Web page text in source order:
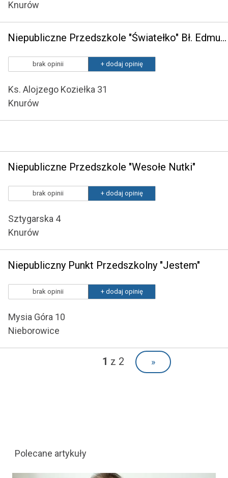
Knurów
Niepubliczne Przedszkole "Światełko" Bł. Edmunda Bojanowskiego
brak opinii + dodaj opinię
Ks. Alojzego Koziełka 31
Knurów
Niepubliczne Przedszkole "Wesołe Nutki"
brak opinii + dodaj opinię
Sztygarska 4
Knurów
Niepubliczny Punkt Przedszkolny "Jestem"
brak opinii + dodaj opinię
Mysia Góra 10
Nieborowice
1 z 2 »
Polecane artykuły